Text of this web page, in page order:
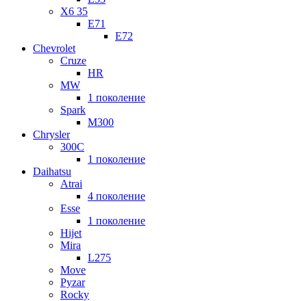
X6 35
E71
E72
Chevrolet
Cruze
HR
MW
1 поколение
Spark
M300
Chrysler
300C
1 поколение
Daihatsu
Atrai
4 поколение
Esse
1 поколение
Hijet
Mira
L275
Move
Pyzar
Rocky